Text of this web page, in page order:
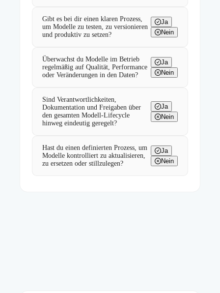
Gibt es bei dir einen klaren Prozess,
um Modelle zu testen, zu versionieren
und produktiv zu setzen?
Ja
Nein
Überwachst du Modelle im Betrieb
regelmäßig auf Qualität, Performance
oder Veränderungen in den Daten?
Ja
Nein
Sind Verantwortlichkeiten,
Dokumentation und Freigaben über
den gesamten Modell-Lifecycle
hinweg eindeutig geregelt?
Ja
Nein
Hast du einen definierten Prozess, um
Modelle kontrolliert zu aktualisieren,
zu ersetzen oder stillzulegen?
Ja
Nein